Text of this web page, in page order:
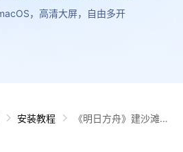
，高清大屏，自由多开
安装教程
《明日方舟》建沙滩18